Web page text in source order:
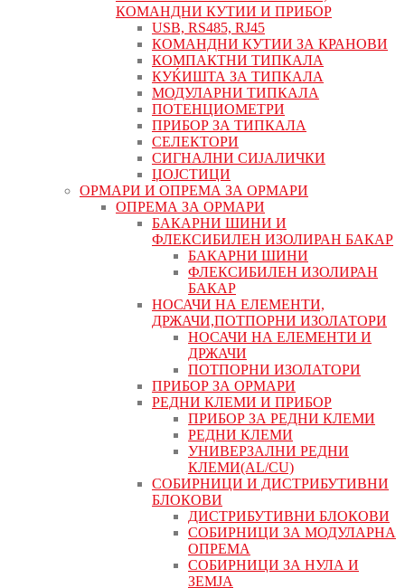
КОМАНДНИ КУТИИ И ПРИБОР
USB, RS485, RJ45
КОМАНДНИ КУТИИ ЗА КРАНОВИ
КОМПАКТНИ ТИПКАЛА
КУЌИШТА ЗА ТИПКАЛА
МОДУЛАРНИ ТИПКАЛА
ПОТЕНЦИОМЕТРИ
ПРИБОР ЗА ТИПКАЛА
СЕЛЕКТОРИ
СИГНАЛНИ СИЈАЛИЧКИ
ЏОЈСТИЦИ
ОРМАРИ И ОПРЕМА ЗА ОРМАРИ
ОПРЕМА ЗА ОРМАРИ
БАКАРНИ ШИНИ И
ФЛЕКСИБИЛЕН ИЗОЛИРАН БАКАР
БАКАРНИ ШИНИ
ФЛЕКСИБИЛЕН ИЗОЛИРАН
БАКАР
НОСАЧИ НА ЕЛЕМЕНТИ,
ДРЖАЧИ,ПОТПОРНИ ИЗОЛАТОРИ
НОСАЧИ НА ЕЛЕМЕНТИ И
ДРЖАЧИ
ПОТПОРНИ ИЗОЛАТОРИ
ПРИБОР ЗА ОРМАРИ
РЕДНИ КЛЕМИ И ПРИБОР
ПРИБОР ЗА РЕДНИ КЛЕМИ
РЕДНИ КЛЕМИ
УНИВЕРЗАЛНИ РЕДНИ
КЛЕМИ(AL/CU)
СОБИРНИЦИ И ДИСТРИБУТИВНИ
БЛОКОВИ
ДИСТРИБУТИВНИ БЛОКОВИ
СОБИРНИЦИ ЗА МОДУЛАРНА
ОПРЕМА
СОБИРНИЦИ ЗА НУЛА И
ЗЕМЈА